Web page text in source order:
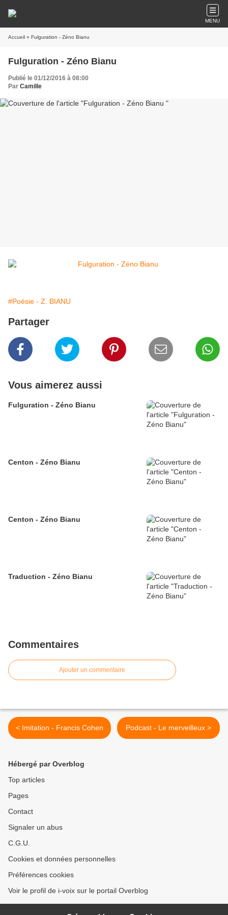
MENU
Accueil » Fulguration - Zéno Bianu
Fulguration - Zéno Bianu
Publié le 01/12/2016 à 08:00
Par Camille
#Poésie - Z. BIANU
Partager
Vous aimerez aussi
Fulguration - Zéno Bianu
Centon - Zéno Bianu
Centon - Zéno Bianu
Traduction - Zéno Bianu
Commentaires
Ajouter un commentaire
< Imitation - Francis Cohen Podcast - Le merveilleux >
Hébergé par Overblog
Top articles
Pages
Contact
Signaler un abus
C.G.U.
Cookies et données personnelles
Préférences cookies
Voir le profil de i-voix sur le portail Overblog